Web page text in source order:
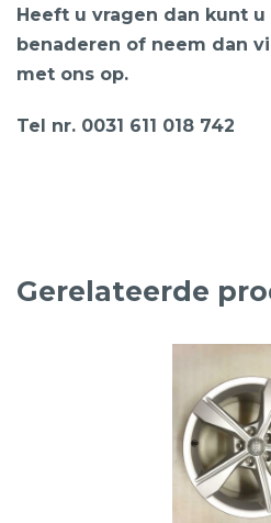
Heeft u vragen dan kunt
benaderen of neem dan
met ons op.
Tel nr. 0031 611 018 742
Gerelateerde